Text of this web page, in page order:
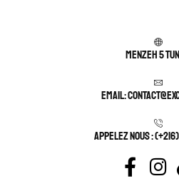
Menzeh 5
Email:
APPELEZ NOUS :